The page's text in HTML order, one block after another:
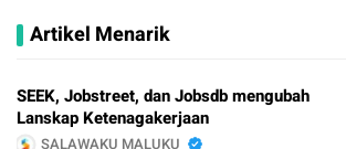
Artikel Menarik
SEEK, Jobstreet, dan Jobsdb mengubah
Lanskap Ketenagakerjaan
SALAWAKU MALUKU